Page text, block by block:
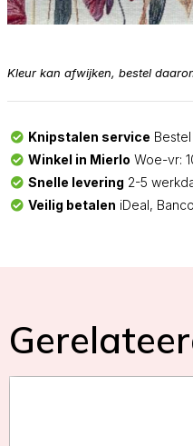
Kleur kan afwijken, bestel
Knipstalen service
Winkel in Mierlo Woe-vr:
Snelle levering 2-5
Veilig betalen iDeal,